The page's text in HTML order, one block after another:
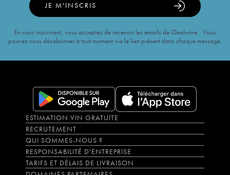
JE M'INSCRIS
En vous inscrivant, vous acceptez de recevoir les emails de iDealwine. Vous
pouvez vous désabonner à tout moment via le lien présent dans chaque message.
ESTIMATION VIN GRATUITE
RECRUTEMENT
QUI SOMMES-NOUS ?
RESPONSABILITÉ D'ENTREPRISE
TARIFS ET DÉLAIS DE LIVRAISON